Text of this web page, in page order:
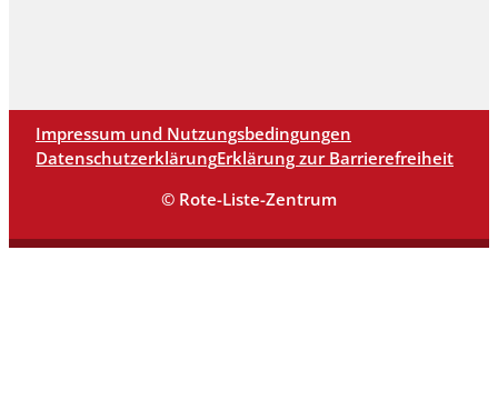
Impressum und Nutzungsbedingungen
DatenschutzerklärungErklärung zur Barrierefreiheit
© Rote-Liste-Zentrum